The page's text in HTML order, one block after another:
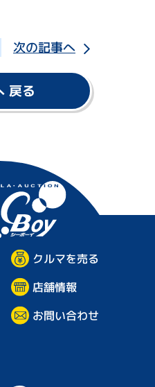
次の記事へ
戻る
クルマを売る
店舗情報
お問い合わせ